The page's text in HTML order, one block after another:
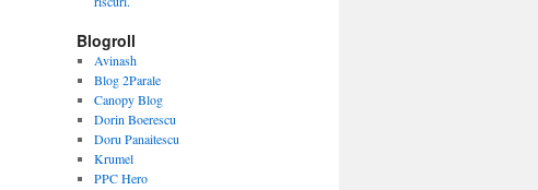
Blogroll
Avinash
Blog 2Parale
Canopy Blog
Dorin Boerescu
Doru Panaitescu
Krumel
PPC Hero